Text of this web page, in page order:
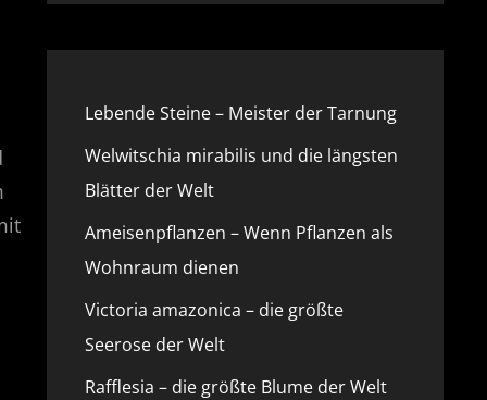
Lebende Steine – Meister der Tarnung
Welwitschia mirabilis und die längsten
Blätter der Welt
Ameisenpflanzen – Wenn Pflanzen als
Wohnraum dienen
Victoria amazonica – die größte
Seerose der Welt
Rafflesia – die größte Blume der Welt